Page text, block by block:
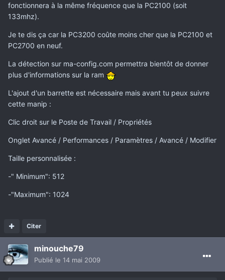
fonctionnera à la même fréquence que la PC2100 (soit
133mhz).
Je te dis ça car la PC3200 coûte moins cher que la PC2100 et
PC2700 en neuf.
La détection sur ma-config.com permettra bientôt de donner
plus d'informations sur la ram
L'ajout d'un barrette est nécessaire mais avant tu peux suivre
cette manip :
Clic droit sur le Poste de Travail / Propriétés
Onglet Avancé / Performances / Paramètres / Avancé / Modifier
Taille personnalisée :
-" Minimum": 512
-"Maximum": 1024
Citer
minouche79
Publié le 14 mai 2009